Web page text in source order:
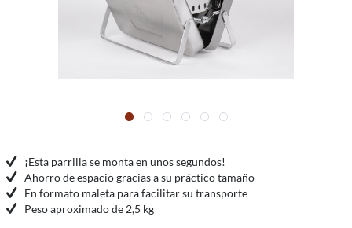
¡Esta parrilla se monta en unos segundos!
Ahorro de espacio gracias a su práctico tamaño
En formato maleta para facilitar su transporte
Peso aproximado de 2,5 kg